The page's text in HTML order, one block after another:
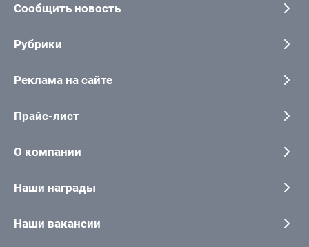
Сообщить новость
Рубрики
Реклама на сайте
Прайс-лист
О компании
Наши награды
Наши вакансии